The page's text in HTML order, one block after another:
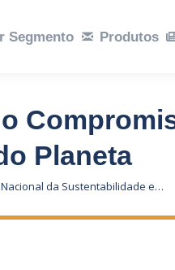
Segmento Produtos
Planeta
da Sustentabilidade e…
Notícias